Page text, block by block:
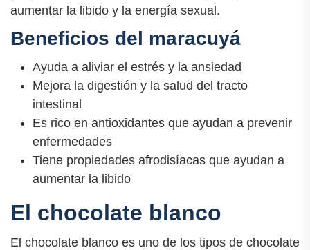
aumentar la libido y la energía sexual.
Beneficios del maracuyá
Ayuda a aliviar el estrés y la ansiedad
Mejora la digestión y la salud del tracto
intestinal
Es rico en antioxidantes que ayudan a prevenir
enfermedades
Tiene propiedades afrodisíacas que ayudan a
aumentar la libido
El chocolate blanco
El chocolate blanco es uno de los tipos de chocolate